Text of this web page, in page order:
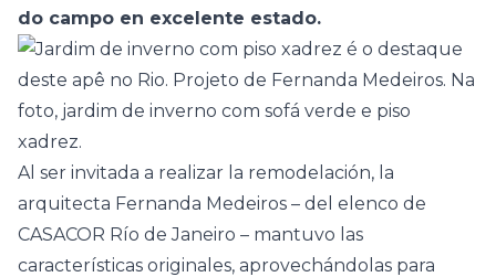
do campo en excelente estado.
Al ser invitada a realizar la remodelación, la
arquitecta Fernanda Medeiros – del elenco de
CASACOR Río de Janeiro – mantuvo las
características originales, aprovechándolas para